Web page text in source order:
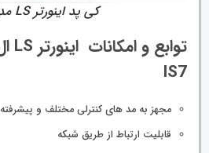
کی پد اینورتر LS مدل IS7
IS7
مجهز به مد های کنترلی مختلف و پیشرفته
قابلیت ارتباط از طریق شبکه